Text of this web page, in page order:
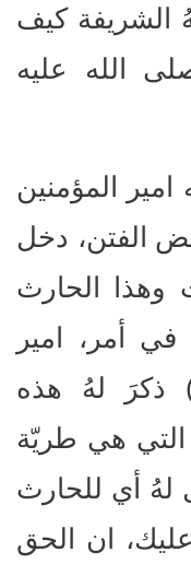
الشريفة كيف
الله عليه
المؤمنين
الفتن، دخل
وهذا الحارث
في أمر، امير
ذكرَ لهُ هذه
التي هي طريّة
لهُ أي للحارث
ان الحق